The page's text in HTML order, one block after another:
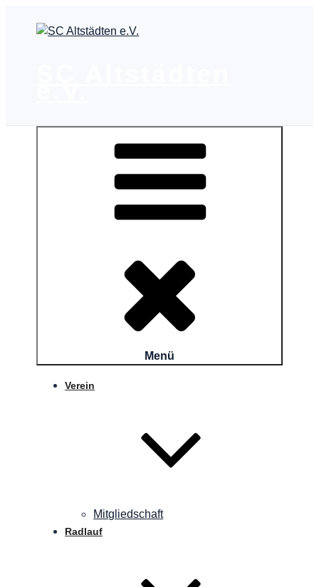
Menü
Verein
Mitgliedschaft
Radlauf